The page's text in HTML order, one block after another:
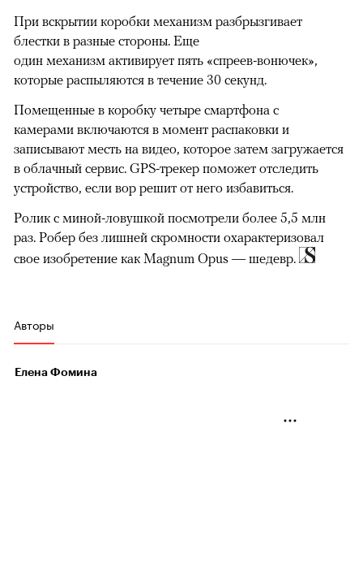
При вскрытии коробки механизм разбрызгивает
блестки в разные стороны. Еще
один механизм активирует пять «спреев-вонючек»,
которые распыляются в течение 30 секунд.
Помещенные в коробку четыре смартфона с
камерами включаются в момент распаковки и
записывают месть на видео, которое затем загружается
в облачный сервис. GPS-трекер поможет отследить
устройство, если вор решит от него избавиться.
Ролик с миной-ловушкой посмотрели более 5,5 млн
раз. Робер без лишней скромности охарактеризовал
свое изобретение как Magnum Opus — шедевр.
Авторы
Елена Фомина